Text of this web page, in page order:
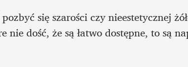
się szarości czy nieestetycznej
nie dość, że są łatwo dostępne, to są